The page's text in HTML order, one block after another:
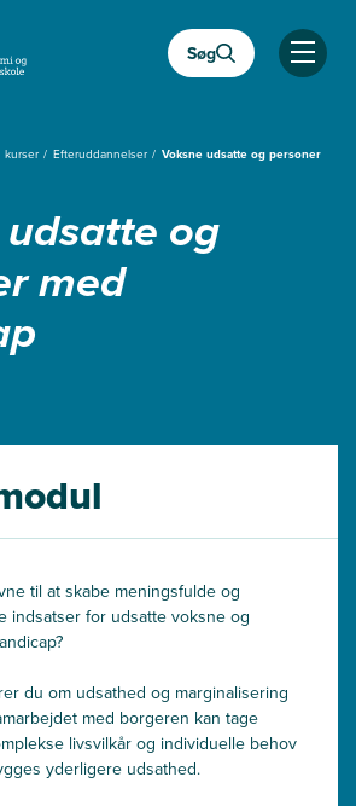
Søg
Åben
kurser Efteruddannelser
Voksne udsatte og personer
og
med
til at skabe meningsfulde og
indsatser for udsatte voksne og
du om udsathed og marginalisering
med borgeren kan tage
livsvilkår og individuelle behov
yderligere udsathed.